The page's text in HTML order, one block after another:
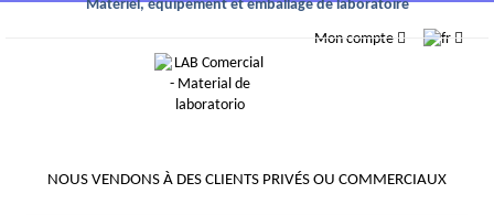
Mon compte
Matériel, équipement et emballage de laboratoire
NOUS VENDONS À DES CLIENTS PRIVÉS OU COMMERCIAUX